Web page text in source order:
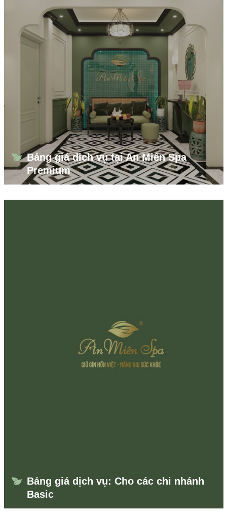
Bảng giá dịch vụ tại An Miên Spa
Premium
Bảng giá dịch vụ: Cho các chi nhánh
Basic